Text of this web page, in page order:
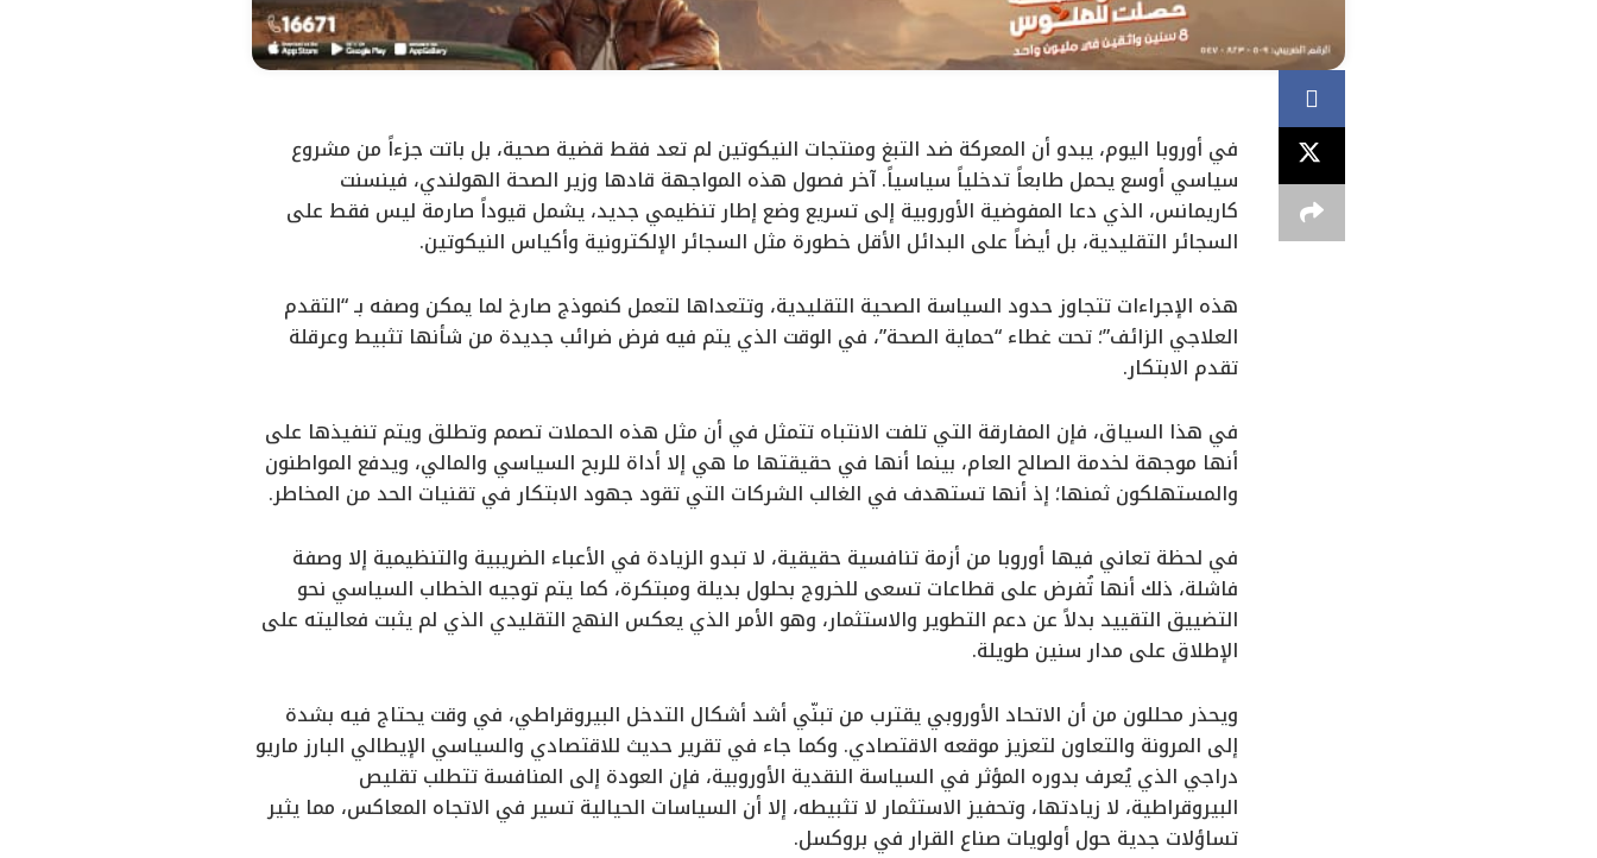
في أوروبا اليوم، يبدو أن المعركة ضد التبغ ومنتجات النيكوتين لم تعد فقط قضية صحية، بل باتت جزءاً من مشروع
سياسي أوسع يحمل طابعاً تدخلياً سياسياً. آخر فصول هذه المواجهة قادها وزير الصحة الهولندي، فينسنت
كاريمانس، الذي دعا المفوضية الأوروبية إلى تسريع وضع إطار تنظيمي جديد، يشمل قيوداً صارمة ليس فقط على
السجائر التقليدية، بل أيضاً على البدائل الأقل خطورة مثل السجائر الإلكترونية وأكياس النيكوتين.
هذه الإجراءات تتجاوز حدود السياسة الصحية التقليدية، وتتعداها لتعمل كنموذج صارخ لما يمكن وصفه بـ “التقدم
العلاجي الزائف”؛ تحت غطاء “حماية الصحة”، في الوقت الذي يتم فيه فرض ضرائب جديدة من شأنها تثبيط وعرقلة
تقدم الابتكار.
في هذا السياق، فإن المفارقة التي تلفت الانتباه تتمثل في أن مثل هذه الحملات تصمم وتطلق ويتم تنفيذها على
أنها موجهة لخدمة الصالح العام، بينما أنها في حقيقتها ما هي إلا أداة للربح السياسي والمالي، ويدفع المواطنون
والمستهلكون ثمنها؛ إذ أنها تستهدف في الغالب الشركات التي تقود جهود الابتكار في تقنيات الحد من المخاطر.
في لحظة تعاني فيها أوروبا من أزمة تنافسية حقيقية، لا تبدو الزيادة في الأعباء الضريبية والتنظيمية إلا وصفة
فاشلة، ذلك أنها تُفرض على قطاعات تسعى للخروج بحلول بديلة ومبتكرة، كما يتم توجيه الخطاب السياسي نحو
التضييق التقييد بدلاً عن دعم التطوير والاستثمار، وهو الأمر الذي يعكس النهج التقليدي الذي لم يثبت فعاليته على
الإطلاق على مدار سنين طويلة.
ويحذر محللون من أن الاتحاد الأوروبي يقترب من تبنّي أشد أشكال التدخل البيروقراطي، في وقت يحتاج فيه بشدة
إلى المرونة والتعاون لتعزيز موقعه الاقتصادي. وكما جاء في تقرير حديث للاقتصادي والسياسي الإيطالي البارز ماريو
دراجي الذي يُعرف بدوره المؤثر في السياسة النقدية الأوروبية، فإن العودة إلى المنافسة تتطلب تقليص
البيروقراطية، لا زيادتها، وتحفيز الاستثمار لا تثبيطه، إلا أن السياسات الحيالية تسير في الاتجاه المعاكس، مما يثير
تساؤلات جدية حول أولويات صناع القرار في بروكسل.